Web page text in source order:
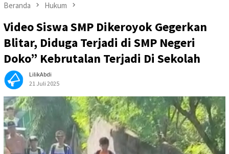
Beranda Hukum
Video Siswa SMP Dikeroyok Gegerkan
Blitar, Diduga Terjadi di SMP Negeri
Doko” Kebrutalan Terjadi Di Sekolah
LilikAbdi
21 Juli 2025